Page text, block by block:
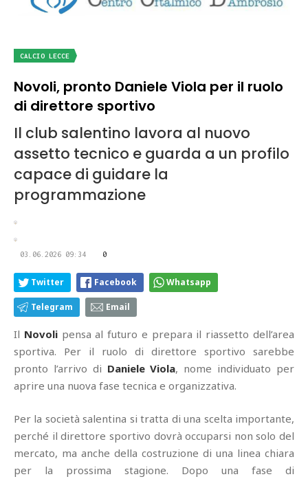
CALCIO LECCE
Novoli, pronto Daniele Viola per il ruolo
di direttore sportivo
Il club salentino lavora al nuovo
assetto tecnico e guarda a un profilo
capace di guidare la
programmazione
03.06.2026 09:34 0
Twitter Facebook Whatsapp
Telegram Email
Il Novolipensa al futuro e prepara il riassetto dell’area
sportiva. Per il ruolo di direttore sportivo sarebbe
pronto l’arrivo di Daniele Viola, nome individuato per
aprire una nuova fase tecnica e organizzativa.
Per la società salentina si tratta di una scelta importante,
perché il direttore sportivo dovrà occuparsi non solo del
mercato, ma anche della costruzione di una linea chiara
per la prossima stagione. Dopo una fase di